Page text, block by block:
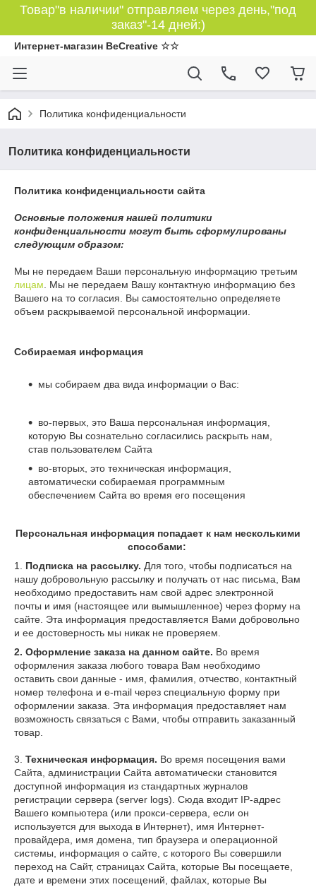
Товар"в наличии" отправляем через день,"под
заказ"-14 дней:)
Интернет-магазин BeCreative ☆☆
Политика конфиденциальности
Политика конфиденциальности
Политика конфиденциальности сайта
Основные положения нашей политики
конфиденциальности могут быть сформулированы
следующим образом:
Мы не передаем Ваши персональную информацию третьим
лицам . Мы не передаем Вашу контактную информацию без
Вашего на то согласия. Вы самостоятельно определяете
объем раскрываемой персональной информации.
Собираемая информация
мы собираем два вида информации о Вас:
во-первых, это Ваша персональная информация,
которую Вы сознательно согласились раскрыть нам,
став пользователем Сайта
во-вторых, это техническая информация,
автоматически собираемая программным
обеспечением Сайта во время его посещени​я
Персональная информация попадает к нам несколькими
способами:
1. Подписка на рассылку. Для того, чтобы подписаться на
нашу добровольную рассылку и получать от нас письма, Вам
необходимо предоставить нам свой адрес электронной
почты и имя (настоящее или вымышленное) через форму на
сайте. Эта информация предоставляется Вами добровольно
и ее достоверность мы никак не проверяем.
2. Оформление заказа на данном сайте. Во время
оформления заказа любого товара Вам необходимо
оставить свои данные - имя, фамилия, отчество, контактный
номер телефона и e-mail через специальную форму при
оформлении заказа. Эта информация предоставляет нам
возможность связаться с Вами, чтобы отправить заказанный
товар.
3. Техническая информация. Во время посещения вами
Сайта, администрации Сайта автоматически становится
доступной информация из стандартных журналов
регистрации сервера (server logs). Сюда входит IP-адрес
Вашего компьютера (или прокси-сервера, если он
используется для выхода в Интернет), имя Интернет-
провайдера, имя домена, тип браузера и операционной
системы, информация о сайте, с которого Вы совершили
переход на Сайт, страницах Сайта, которые Вы посещаете,
дате и времени этих посещений, файлах, которые Вы